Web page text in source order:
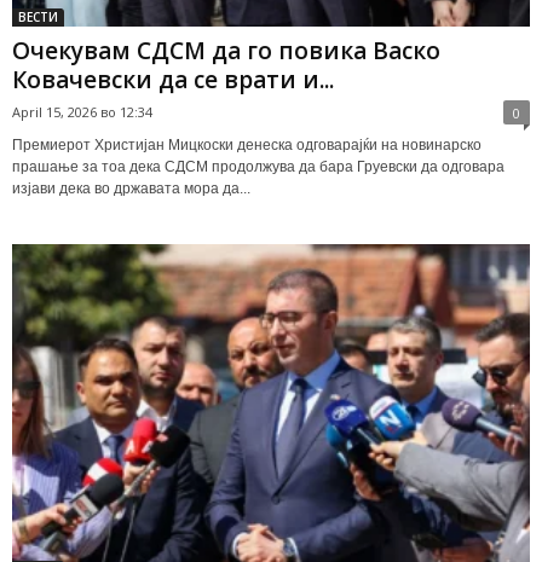
ВЕСТИ
Очекувам СДСМ да го повика Васко
Ковачевски да се врати и...
April 15, 2026 во 12:34 0
Премиерот Христијан Мицкоски денеска одговарајќи на новинарско
прашање за тоа дека СДСМ продолжува да бара Груевски да одговара
изјави дека во државата мора да...